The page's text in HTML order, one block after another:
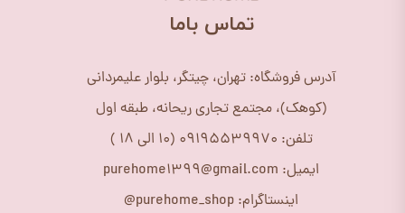
​تماس باما
آدرس فروشگاه: تهران، چیتگر، بلوار علیمردانی
(کوهک)، مجتمع تجاری ریحانه، طبقه اول
تلفن: 09195539970 (10 الی 18 )
ایمیل: purehome1399@gmail.com
اینستاگرام: purehome_shop@